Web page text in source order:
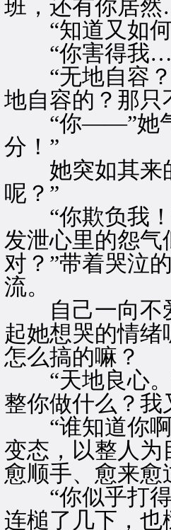
班，还有你居
“知道又如何
“你害得我
“无地自容？”
地自容的？那只
“你——”她气
分！”
她突如其来的
呢？”
“你欺负我！”
发泄心里的怨气
对？”带着哭泣
流。
自己一向不爱
起她想哭的情
怎么搞的嘛？
“天地良心。”
整你做什么？我
“谁知道你啊
变态，以整人为
愈顺手、愈来愈
“你似乎打得
连槌了几下，也